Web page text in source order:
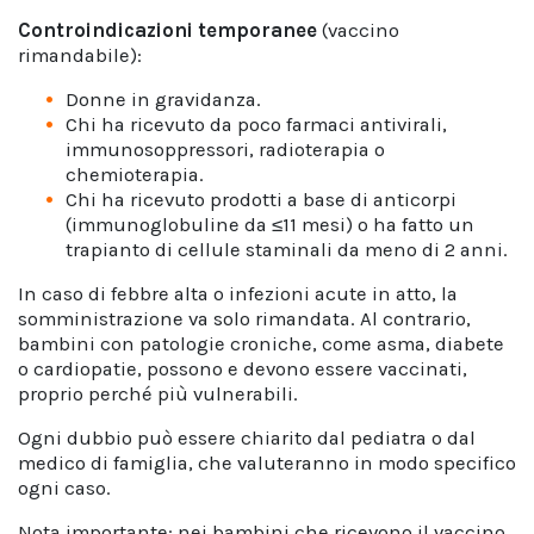
Controindicazioni temporanee (vaccino
rimandabile):
Donne in gravidanza.
Chi ha ricevuto da poco farmaci antivirali,
immunosoppressori, radioterapia o
chemioterapia.
Chi ha ricevuto prodotti a base di anticorpi
(immunoglobuline da ≤11 mesi) o ha fatto un
trapianto di cellule staminali da meno di 2 anni.
In caso di febbre alta o infezioni acute in atto, la
somministrazione va solo rimandata. Al contrario,
bambini con patologie croniche, come asma, diabete
o cardiopatie, possono e devono essere vaccinati,
proprio perché più vulnerabili.
Ogni dubbio può essere chiarito dal pediatra o dal
medico di famiglia, che valuteranno in modo specifico
ogni caso.